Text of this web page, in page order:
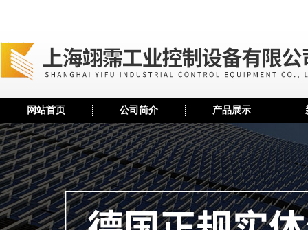
网站首页 公司简介 产品展示